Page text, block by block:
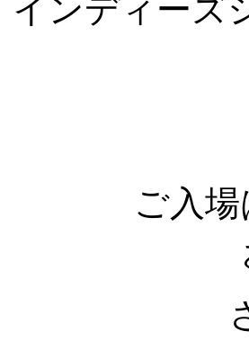
インディーズ
ご入